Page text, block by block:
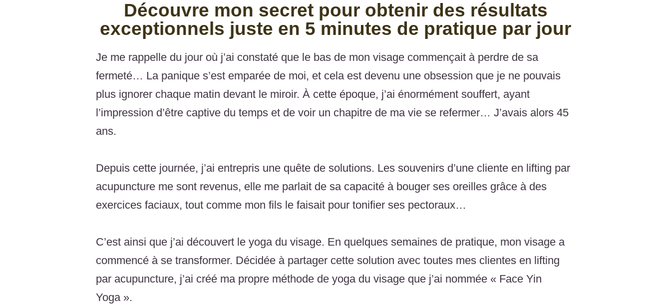
Découvre mon secret pour obtenir des résultats
exceptionnels juste en 5 minutes de pratique par jour
Je me rappelle du jour où j’ai constaté que le bas de mon visage commençait à perdre de sa
fermeté… La panique s’est emparée de moi, et cela est devenu une obsession que je ne pouvais
plus ignorer chaque matin devant le miroir. À cette époque, j’ai énormément souffert, ayant
l’impression d’être captive du temps et de voir un chapitre de ma vie se refermer… J’avais alors 45
ans.
Depuis cette journée, j’ai entrepris une quête de solutions. Les souvenirs d’une cliente en lifting par
acupuncture me sont revenus, elle me parlait de sa capacité à bouger ses oreilles grâce à des
exercices faciaux, tout comme mon fils le faisait pour tonifier ses pectoraux…
C’est ainsi que j’ai découvert le yoga du visage. En quelques semaines de pratique, mon visage a
commencé à se transformer. Décidée à partager cette solution avec toutes mes clientes en lifting
par acupuncture, j’ai créé ma propre méthode de yoga du visage que j’ai nommée « Face Yin
Yoga ».